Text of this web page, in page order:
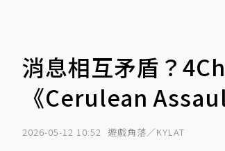
消息相互矛盾？
《Cerulean
2026-05-12 10:52 遊戲角落／KYLAT